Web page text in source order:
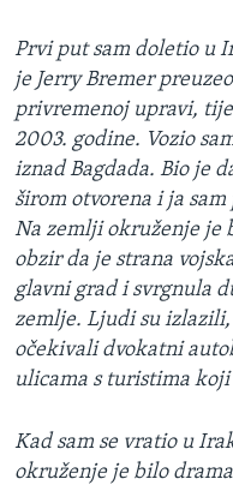
Prvi put sam doletio u
je Jerry Bremer
privremenoj upravi,
2003. godine. Vozio
iznad Bagdada. Bio je
širom otvorena i ja
Na zemlji okruženje je
obzir da je strana
glavni grad i svrgnula
zemlje. Ljudi su
očekivali dvokatni
ulicama s turistima
Kad sam se vratio u
okruženje je bilo